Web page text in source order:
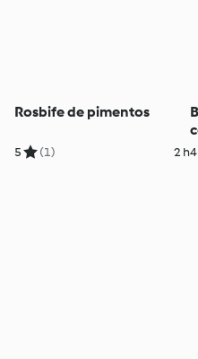
Rosbife de pimentos
5 (1) 2 h4